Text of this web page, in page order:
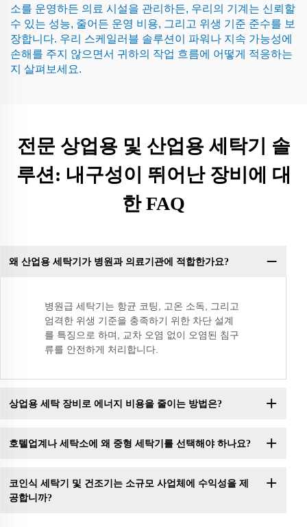
소를 운영하든 의료 시설을 관리하든, 우리의 기계는 신뢰할
수 있는 성능, 줄어든 운영 비용, 그리고 위생 기준 준수를 보
장합니다. 우리 스케일러블 솔루션이 파워나 지속 가능성에
손해를 주지 않으면서 귀하의 작업 흐름에 어떻게 적응하는
지 살펴보세요.
전문 상업용 및 산업용 세탁기 솔
루션: 내구성이 뛰어난 장비에 대
한 FAQ
왜 산업용 세탁기가 병원과 의료기관에 적합한가요?
병원급 세탁기는 항균 코팅, 고온 소독, 그리고
엄격한 위생 기준을 충족하기 위한 차단 설계
를 특징으로 하며, 교차 오염 없이 오염된 침구
류를 안전하게 처리합니다.
상업용 세탁 장비로 에너지 비용을 줄이는 방법은?
호텔업계나 세탁소에 왜 중형 세탁기를 선택해야 하나요?
코인식 세탁기 및 건조기는 소규모 사업체에 수익성을 제
공합니까?